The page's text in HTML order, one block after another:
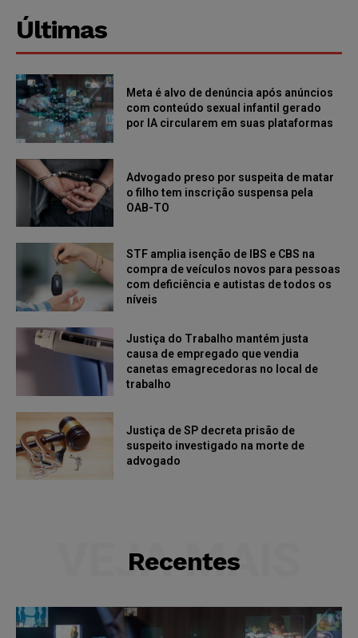
Últimas
Meta é alvo de denúncia após anúncios
com conteúdo sexual infantil gerado
por IA circularem em suas plataformas
Advogado preso por suspeita de matar
o filho tem inscrição suspensa pela
OAB-TO
STF amplia isenção de IBS e CBS na
compra de veículos novos para pessoas
com deficiência e autistas de todos os
níveis
Justiça do Trabalho mantém justa
causa de empregado que vendia
canetas emagrecedoras no local de
trabalho
Justiça de SP decreta prisão de
suspeito investigado na morte de
advogado
Recentes
VEJA MAIS